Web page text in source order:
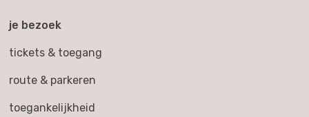
je bezoek
tickets & toegang
route & parkeren
toegankelijkheid